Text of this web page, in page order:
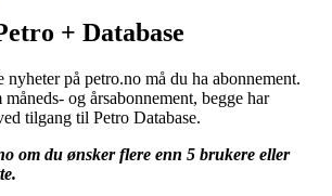
+ Database
på petro.no må du ha abonnement.
og årsabonnement, begge har
tilgang til Petro Database.
om du ønsker flere enn 5 brukere eller